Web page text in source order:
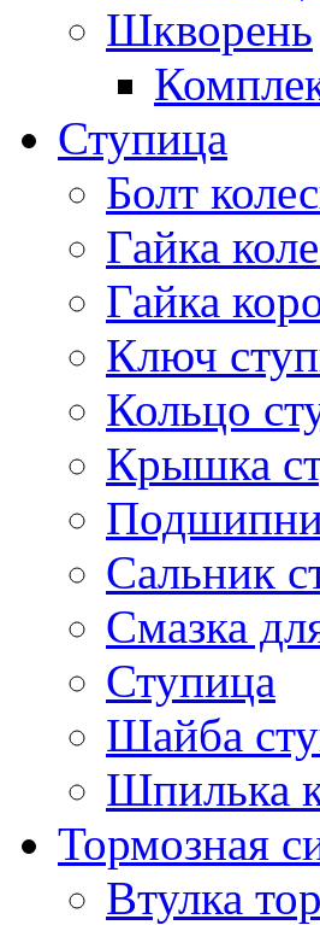
Шкворень
Ступица
Болт
Гайка
Гайка
Ключ
Кольцо
Крышка
Сальник
Смазка
Ступица
Шайба
Шпилька
Тормозная
Втулка